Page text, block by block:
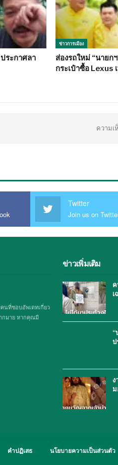
ระกาศลา
ข่าวการเมือง
ส่องรถใหม่ “นายก
กระเป๋าซื้อ Lexus
ความ
Twitter
Join us on
นที่ชอบอัพเดทเกี่ยว
กมาย หากคุณมี
ข่าวเพิ่มเติม
“
ป
ง
ม
คำปฏิเสธ นโยบายความเป็นส่วนตัว